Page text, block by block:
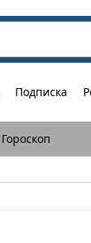
Подписка
Гороскоп